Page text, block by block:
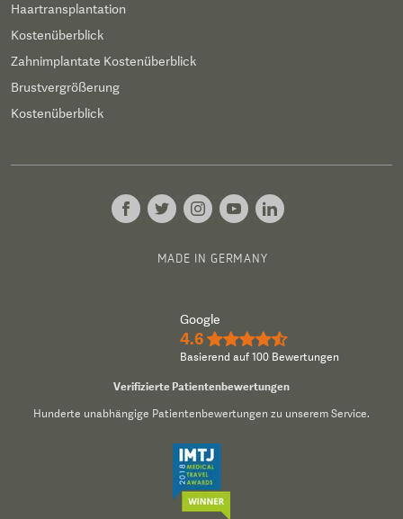
Haartransplantation
Kostenüberblick
Zahnimplantate Kostenüberblick
Brustvergrößerung
Kostenüberblick
MADE IN GERMANY
Google
4.6 ★★★★½
Basierend auf 100 Bewertungen
Verifizierte Patientenbewertungen
Hunderte unabhängige Patientenbewertungen zu unserem Service.